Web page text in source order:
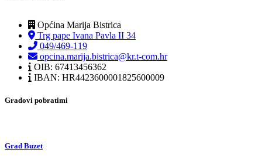
Općina Marija Bistrica
Trg pape Ivana Pavla II 34
049/469-119
opcina.marija.bistrica@kr.t-com.hr
OIB: 67413456362
IBAN: HR4423600001825600009
Gradovi pobratimi
Grad Buzet